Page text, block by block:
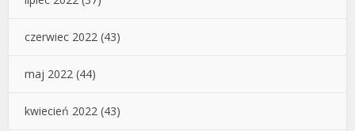
czerwiec 2022 (43)
maj 2022 (44)
kwiecień 2022 (43)